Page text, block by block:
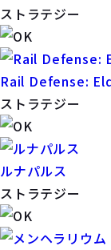
ストラテジー
Rail Defense:
ストラテジー
ルナパルス
ストラテジー